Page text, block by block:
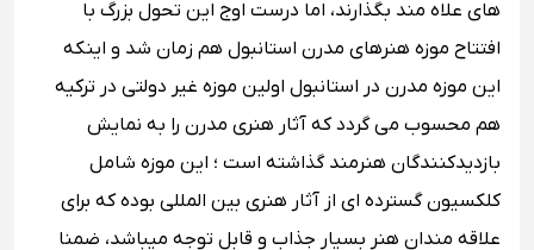
های علاه مند بگذارند، اما درست اوج این تحول بزرگ با
افتتاح موزه هنرهای مدرن استانبول هم‌ زمان شد و اینکه
این موزه مدرن در استانبول اولین موزه‌ غیر دولتی در ترکیه
هم محسوب می گردد که آثار هنری مدرن را به نمایش
بازدیدکنندگان هنرمند گذاشته است ؛ این موزه شامل
کلکسیون گسترده ‌ای از آثار هنری بین ‌المللی بوده که برای
علاقه مندان هنر بسیار جذاب و قابل توجه میباشد، ضمنا